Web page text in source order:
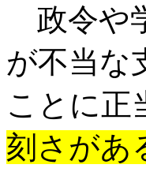
政令や
が不当な
ことに正
刻さがあ